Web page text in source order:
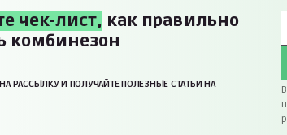
чек-лист, как правильно
комбинезон
РАССЫЛКУ И ПОЛУЧАЙТЕ ПОЛЕЗНЫЕ СТАТЬИ НА